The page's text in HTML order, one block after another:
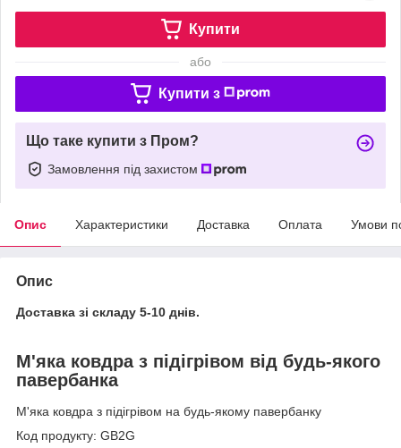
Купити
або
Купити з
Що таке купити з Пром?
Замовлення під захистом
Опис Характеристики Доставка Оплата Умови
Опис
Доставка зі складу 5-10 днів.
М'яка ковдра з підігрівом від будь-якого
павербанка
М'яка ковдра з підігрівом на будь-якому павербанку
Код продукту: GB2G